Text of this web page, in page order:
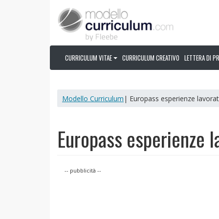
CURRICULUM VITAE CURRICULUM CREATIVO LETTERA DI
Modello Curriculum | Europass esperienze
Europass esperienze
-- pubblicità --